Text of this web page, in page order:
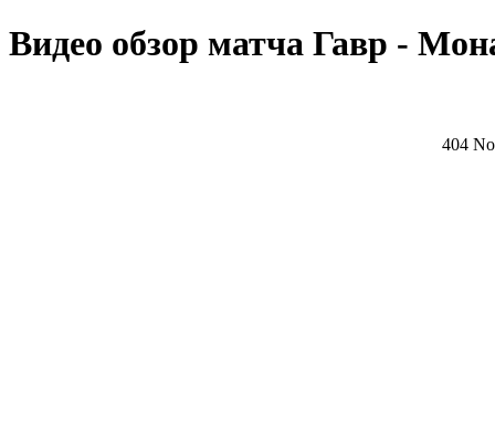
Видео обзор матча Гавр -